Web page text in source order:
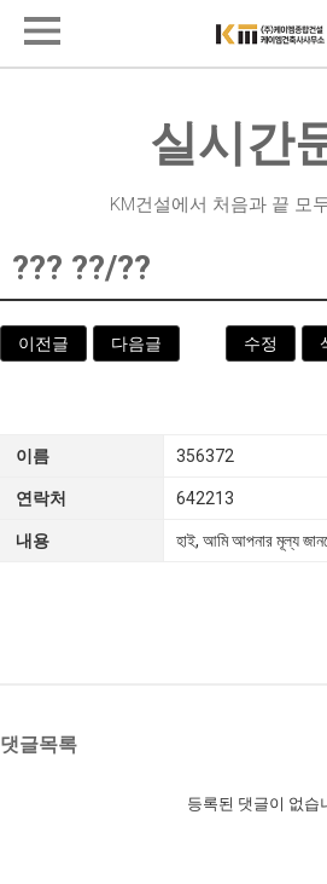
실시간
KM건설에서 처음과 끝 모
??? ??/??
이전글 다음글 수정
이름 356372
연락처 642213
내용 হাই, আমি আপনার মূল্য
댓글목록
등록된 댓글이 없습